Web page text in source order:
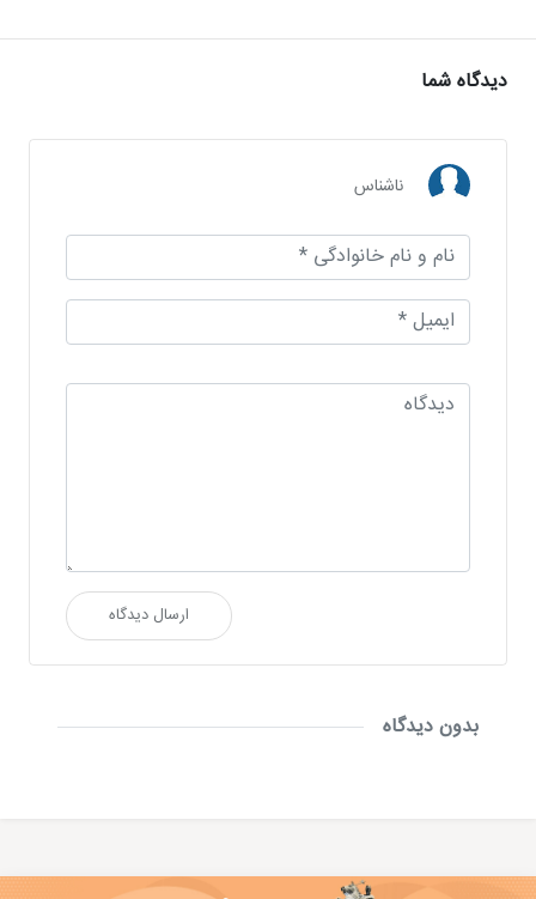
دیدگاه شما
ناشناس
ارسال دیدگاه
بدون دیدگاه